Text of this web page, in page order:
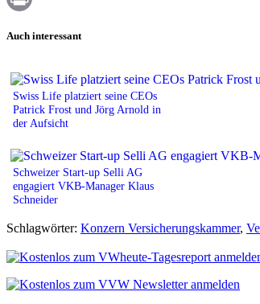
Auch interessant
Swiss Life platziert seine CEOs
Patrick Frost und Jörg Arnold in
der Aufsicht
Schweizer Start-up Selli AG
engagiert VKB-Manager Klaus
Schneider
Schlagwörter: Konzern Versicherungskammer,